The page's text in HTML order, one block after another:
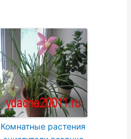
Комнатные растения